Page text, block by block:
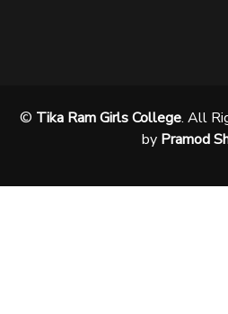
© Tika Ram Girls College. All
by Pramod